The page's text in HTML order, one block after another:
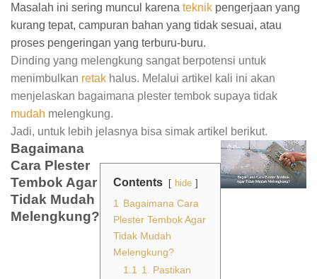
Masalah ini sering muncul karena teknik pengerjaan yang
kurang tepat, campuran bahan yang tidak sesuai, atau
proses pengeringan yang terburu-buru.
Dinding yang melengkung sangat berpotensi untuk
menimbulkan retak halus. Melalui artikel kali ini akan
menjelaskan bagaimana plester tembok supaya tidak
mudah melengkung.
Jadi, untuk lebih jelasnya bisa simak artikel berikut.
Bagaimana
Cara Plester
Tembok Agar
Tidak Mudah
Melengkung?
Contents hide
1
Bagaimana Cara
Plester Tembok Agar
Tidak Mudah
Melengkung?
1.1
1. Pastikan